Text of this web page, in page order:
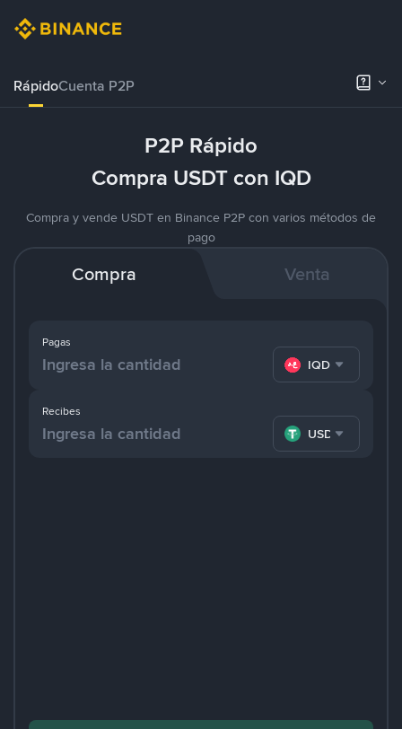
RápidoCuenta P2P
P2P Rápido
Compra USDT con IQD
Compra y vende USDT en Binance P2P con varios métodos de
pago
Compra Venta
Pagas
IQD
Recibes
USDT